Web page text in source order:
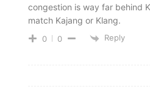
congestion is way far behind
match Kajang or Klang.
0 0 Reply